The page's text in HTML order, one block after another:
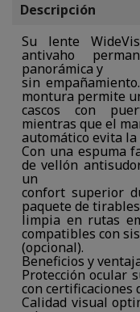
Descripción
Su lente
antivaho
panorámica y
sin
montura permite
cascos con
mientras que el
automático evita la
Con una espuma
de vellón
un
confort superior
paquete de
limpia en rutas
compatibles con
(opcional).
Beneficios y
Protección ocular
con certificaciones
Calidad visual